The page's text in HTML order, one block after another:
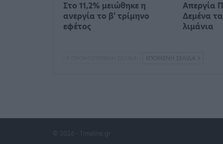
Στο 11,2% μειώθηκε η
ανεργία το β’ τρίμηνο
εφέτος
Απεργία
Δεμένα
λιμάνια
ΕΠΌΜΕΝΗ ΣΕΛΊΔΑ
© 2026 - Timeline.gr